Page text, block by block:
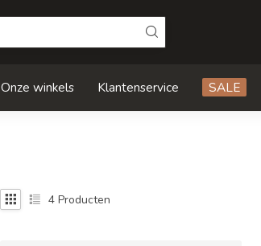
Onze winkels Klantenservice SALE
4 Producten